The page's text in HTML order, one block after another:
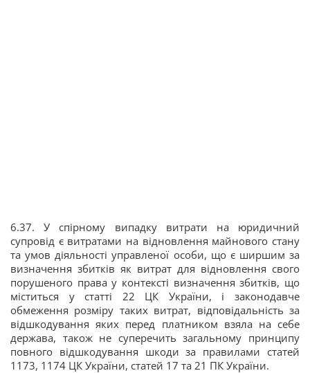
6.37. У спірному випадку витрати на юридичний
супровід є витратами на відновлення майнового стану
та умов діяльності управленої особи, що є ширшим за
визначення збитків як витрат для відновлення свого
порушеного права у контексті визначення збитків, що
міститься у статті 22 ЦК України, і законодавче
обмеження розміру таких витрат, відповідальність за
відшкодування яких перед платником взяла на себе
держава, також не суперечить загальному принципу
повного відшкодування шкоди за правилами статей
1173, 1174 ЦК України, статей 17 та 21 ПК України.